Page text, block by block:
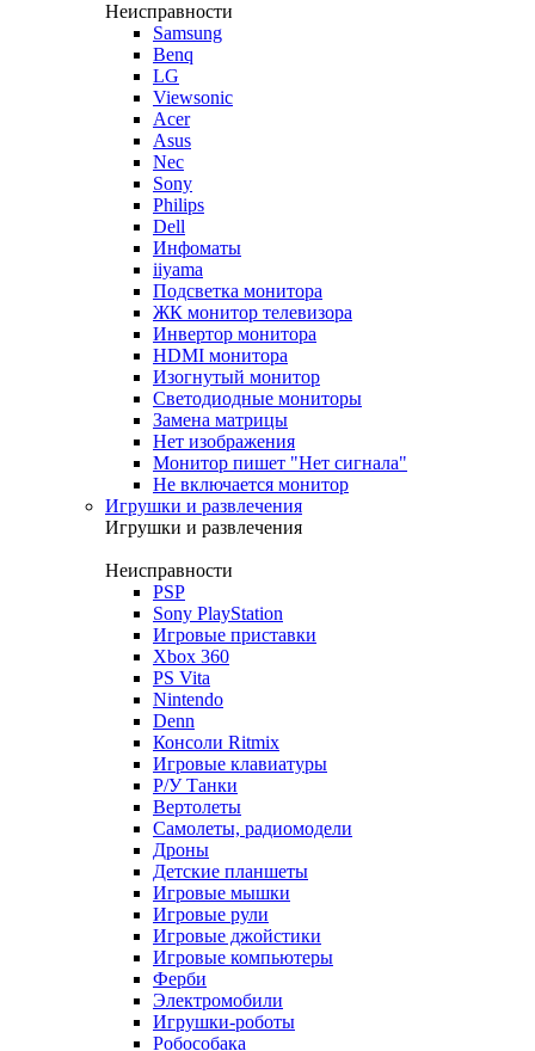
Неисправности
Samsung
Benq
LG
Viewsonic
Acer
Asus
Nec
Sony
Philips
Dell
Инфоматы
iiyama
Подсветка монитора
ЖК монитор телевизора
Инвертор монитора
HDMI монитора
Изогнутый монитор
Светодиодные мониторы
Замена матрицы
Нет изображения
Монитор пишет "Нет сигнала"
Не включается монитор
Игрушки и развлечения
Игрушки и развлечения
Неисправности
PSP
Sony PlayStation
Игровые приставки
Xbox 360
PS Vita
Nintendo
Denn
Консоли Ritmix
Игровые клавиатуры
Р/У Танки
Вертолеты
Самолеты, радиомодели
Дроны
Детские планшеты
Игровые мышки
Игровые рули
Игровые джойстики
Игровые компьютеры
Ферби
Электромобили
Игрушки-роботы
Робособака